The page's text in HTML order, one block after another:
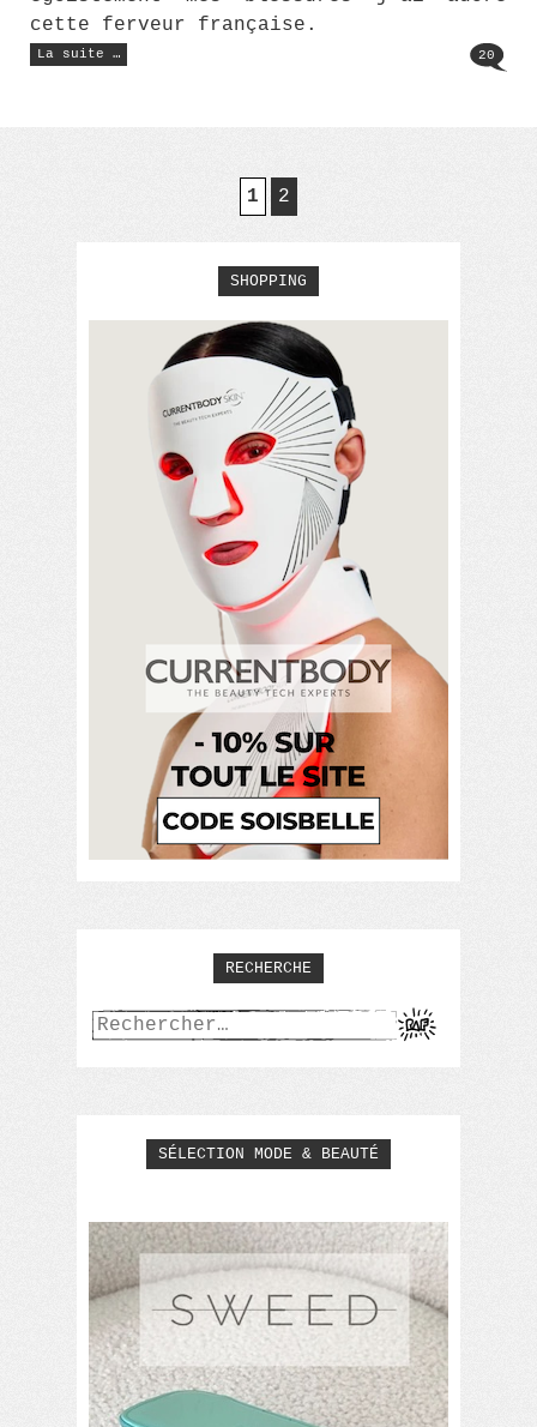
cette ferveur française.
La suite …
« Catharsis »
20
1 2
SHOPPING
RECHERCHE
Rechercher :
SÉLECTION MODE & BEAUTÉ